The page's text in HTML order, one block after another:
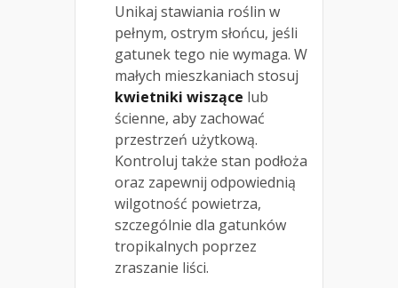
Unikaj stawiania roślin w
pełnym, ostrym słońcu, jeśli
gatunek tego nie wymaga. W
małych mieszkaniach stosuj
kwietniki wiszące lub
ścienne, aby zachować
przestrzeń użytkową.
Kontroluj także stan podłoża
oraz zapewnij odpowiednią
wilgotność powietrza,
szczególnie dla gatunków
tropikalnych poprzez
zraszanie liści.